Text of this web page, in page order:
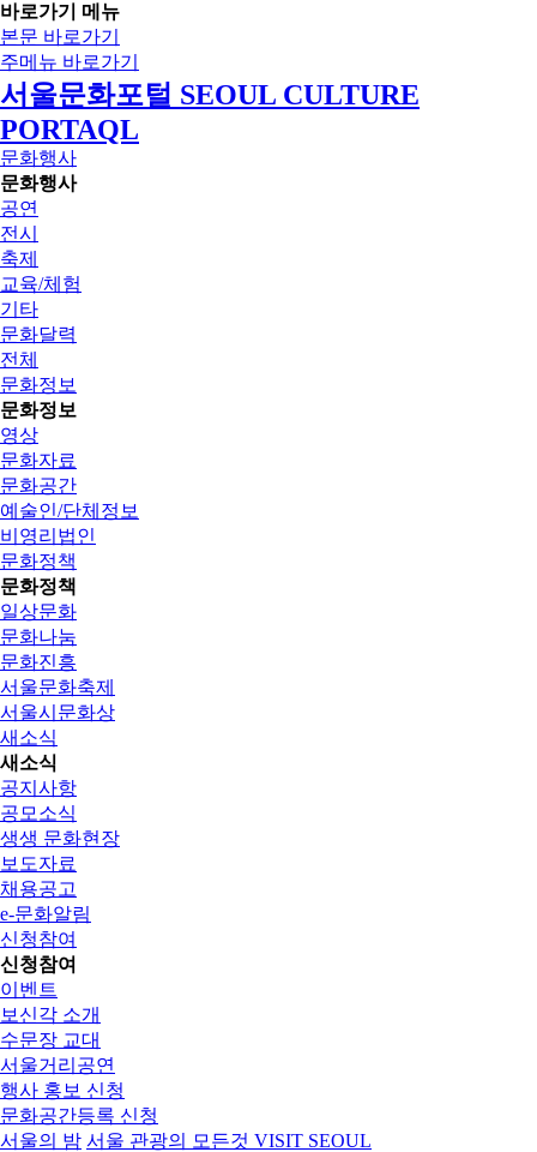
바로가기 메뉴
본문 바로가기
주메뉴 바로가기
서울문화포털 SEOUL CULTURE
PORTAQL
문화행사
문화행사
공연
전시
축제
교육/체험
기타
문화달력
전체
문화정보
문화정보
영상
문화자료
문화공간
예술인/단체정보
비영리법인
문화정책
문화정책
일상문화
문화나눔
문화진흥
서울문화축제
서울시문화상
새소식
새소식
공지사항
공모소식
생생 문화현장
보도자료
채용공고
e-문화알림
신청참여
신청참여
이벤트
보신각 소개
수문장 교대
서울거리공연
행사 홍보 신청
문화공간등록 신청
서울의 밤 서울 관광의 모든것 VISIT SEOUL